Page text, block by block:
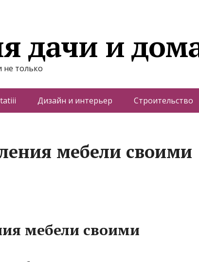
дачи и
не только
Дизайн и интерьер Строительство
мебели своими
мебели своими